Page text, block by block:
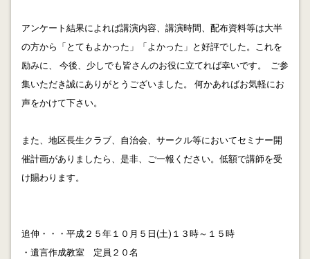
2012.10.09
来ました。
2012.10.06
大滝秀治を悼む昭和の行政書士・・・高倉健との共演
2012.10.05
超高齢化社会において民生委員の役割と期待は高まって
いるはずと思います。行政書士として民生委員の活躍出
年金弱者の成年後見
アンケート結果によれば講演内容、講演時間、配布資料等は大半
の方から「とてもよかった」「よかった」と好評でした。これを
励みに、 今後、少しでも皆さんのお役に立てれば幸いです。 ご参
集いただき誠にありがとうございました。 何かあればお気軽にお
声をかけて下さい。
また、地区長生クラブ、自治会、サークル等においてセミナー開
催計画がありましたら、是非、ご一報ください。低額で講師を受
け賜わります。
追伸・・・平成２５年１０月５日(土)１３時～１５時
・遺言作成教室 定員２０名